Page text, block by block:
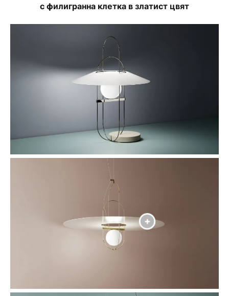
с филигранна клетка в златист цвят